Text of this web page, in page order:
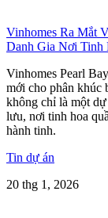
Vinhomes Ra Mắt
Danh Gia Nơi Tinh
Vinhomes Pearl
mới cho phân khúc
không chỉ là một
lưu, nơi tinh hoa
hành tinh.
Tin dự án
20 thg 1, 2026